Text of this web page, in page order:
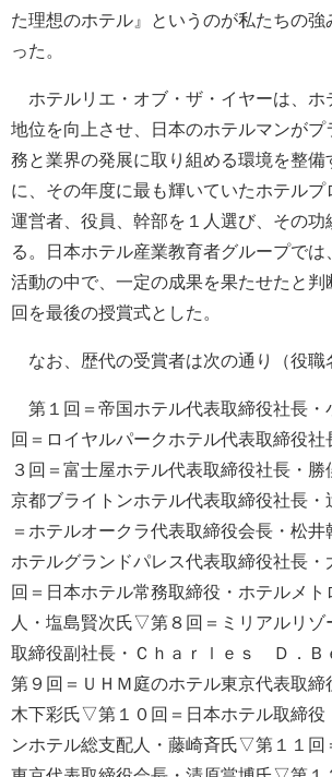
た理想のホテル』というのが私たちの強
った。
ホテルリエ・オブ・ザ・イヤーは、ホ
地位を向上させ、日本のホテルマンがプ
務と業界の発展に取り組める環境を整備
に、その年度に最も輝いていたホテルプ
運営者、役員、幹部を１人選び、その功
る。日本ホテル産業教育者グループで
活動の中で、一定の成果を果たせたと判
回を最後の授賞式とした。
なお、歴代の受賞者は次の通り（役職
第１回＝帝国ホテル代表取締役社長・
回＝ロイヤルパークホテル代表取締役
３回＝富士屋ホテル代表取締役社長・
京都ブライトンホテル代表取締役社長
＝ホテルオークラ代表取締役会長・松
ホテルグランドパレス代表取締役社長
回＝日本ホテル常務取締役・ホテルメ
人・塩島賢次氏▽第８回＝ミリアルリゾ
取締役副社長・Ｃｈａｒｌｅｓ Ｄ．
第９回＝ＵＨＭ庭のホテル東京代表取締
木下彩氏▽第１０回＝日本ホテル取締役
ンホテル総支配人・藤崎斉氏▽第１１回